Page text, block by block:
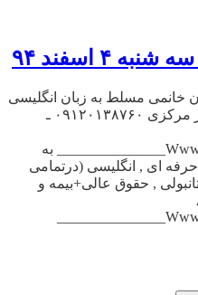
۴ اسفند ۹۴
خانمی مسلط به زبان انگلیسی
, و آشنا به آیلتس , برای کار در دفتر مرکزی ۰۹۱۲۰۱۳۸۷۶۰ ـ
_______________Www.IrnEstekhdm.Ir_______________ به
حرفه ای , انگلیسی (درتمامی
, حقوق عالی+بیمه و